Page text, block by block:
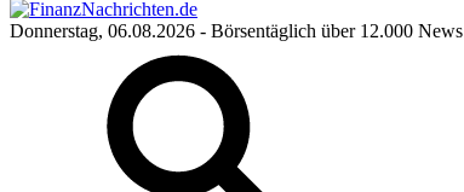
Donnerstag, 06.08.2026 - Börsentäglich über 12.000 News